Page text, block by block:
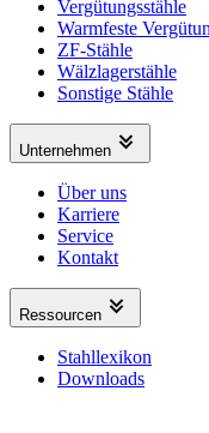
Vergütungsstähle
Warmfeste
ZF-Stähle
Wälzlagerstähle
Sonstige Stähle
Unternehmen
Über uns
Karriere
Service
Kontakt
Ressourcen
Stahllexikon
Downloads